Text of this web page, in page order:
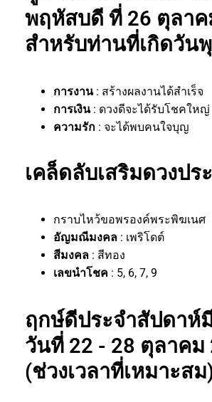
พฤหัสบดี ที่ 26 ตุลาค
สำหรับท่านที่เกิดวัน
การงาน: สร้างผลงานได้สำเร็จ
การเงิน: ดวงดีจะได้รับโชคใหญ่
ความรัก : จะได้พบคนใจบุญ
เคล็ดลับเสริมดวงปร
กราบไหว้ขอพรองค์พระพิฆเนศ
อัญมณีมงคล : เพริโดต์
สีมงคล : สีทอง
เลขนำโชค : 5, 6, 7, 9
ฤกษ์ดีประจำสัปดาห์
วันที่ 22 - 28 ตุลาคม
(ช่วงเวลาที่เหมาะสม